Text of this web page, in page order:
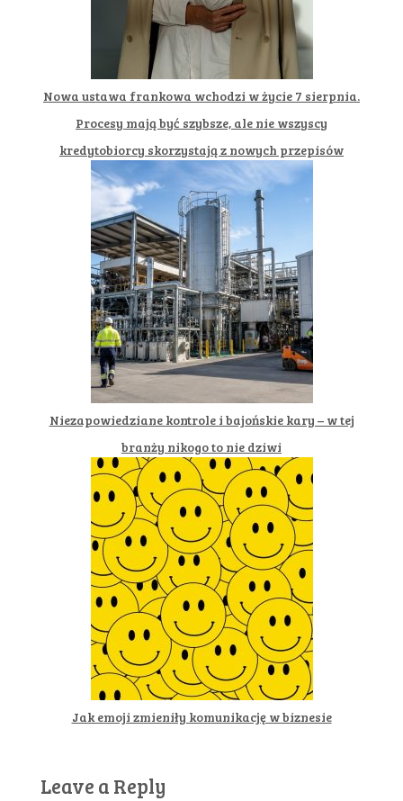
Nowa ustawa frankowa wchodzi w życie 7 sierpnia.
Procesy mają być szybsze, ale nie wszyscy
kredytobiorcy skorzystają z nowych przepisów
Niezapowiedziane kontrole i bajońskie kary – w tej
branży nikogo to nie dziwi
Jak emoji zmieniły komunikację w biznesie
Leave a Reply